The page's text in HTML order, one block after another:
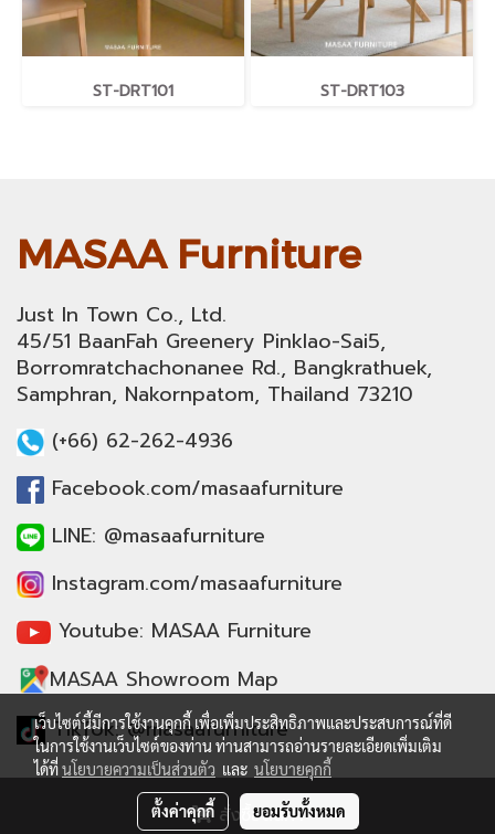
สั่งซื้อสินค้า
ST-DRT101 ST-DRT103
MASAA Furniture
Just In Town Co., Ltd.
45/51 BaanFah Greenery Pinklao-Sai5,
Borromratchachonanee Rd., Bangkrathuek,
Samphran, Nakornpatom, Thailand 73210
(+66) 62-262-4936
Facebook.com/masaafurniture
LINE: @masaafurniture
Instagram.com/masaafurniture
Youtube: MASAA Furniture
MASAA Showroom Map
TikTok: @masaafurniture
© Copyright 2016 All Rights Reserved
เว็บไซต์นี้มีการใช้งานคุกกี้ เพื่อเพิ่มประสิทธิภาพและประสบการณ์ที่ดี
ในการใช้งานเว็บไซต์ของท่าน ท่านสามารถอ่านรายละเอียดเพิ่มเติม
ได้ที่นโยบายความเป็นส่วนตัว และ นโยบายคุกกี้
ตั้งค่าคุกกี้ ยอมรับทั้งหมด